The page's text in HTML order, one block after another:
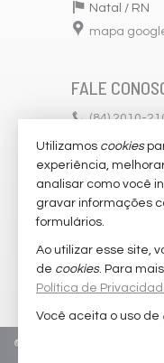
Natal / RN
mapa
FALE
(84)2010-
trabalhe
imóveis
mapa de
©
Utilizamos cookies
experiência,
analisar como você
gravar informações
formulários.
Ao utilizar esse site,
de cookies. Para
Política de
Você aceita o uso de